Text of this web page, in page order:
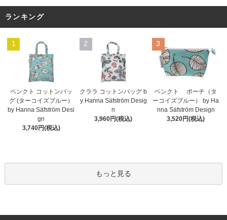
ランキング
1
ベンクト コットンバッ
グ (ターコイズブルー）
by Hanna Säfström Desi
gn
3,740円(税込)
2
クララ コットンバッグ b
y Hanna Säfström Desig
n
3,960円(税込)
3
ベンクト ポーチ（タ
ーコイズブルー） by Ha
nna Säfström Design
3,520円(税込)
もっと見る